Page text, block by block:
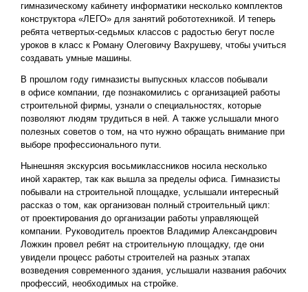
гимназическому кабинету информатики несколько комплектов
конструктора «ЛЕГО» для занятий робототехникой. И теперь
ребята четвертых-седьмых классов с радостью бегут после
уроков в класс к Роману Олеговичу Вахрушеву, чтобы учиться
создавать умные машины.
В прошлом году гимназисты выпускных классов побывали
в офисе компании, где познакомились с организацией работы
строительной фирмы, узнали о специальностях, которые
позволяют людям трудиться в ней. А также услышали много
полезных советов о том, на что нужно обращать внимание при
выборе профессионального пути.
Нынешняя экскурсия восьмиклассников носила несколько
иной характер, так как вышла за пределы офиса. Гимназисты
побывали на строительной площадке, услышали интересный
рассказ о том, как организован полный строительный цикл:
от проектирования до организации работы управляющей
компании. Руководитель проектов Владимир Александрович
Ложкин провел ребят на строительную площадку, где они
увидели процесс работы строителей на разных этапах
возведения современного здания, услышали названия рабочих
профессий, необходимых на стройке.